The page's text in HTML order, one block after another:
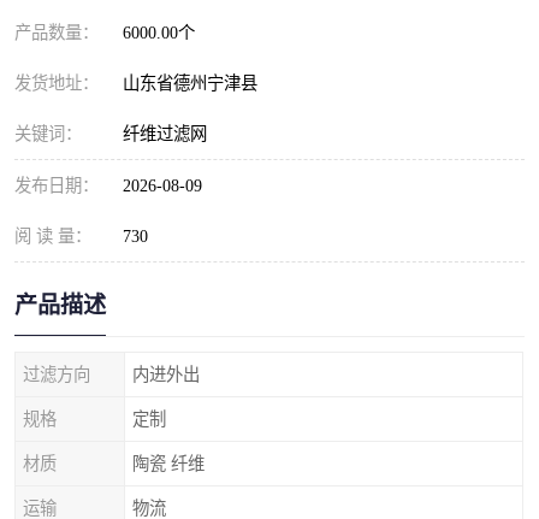
产品数量： 6000.00个
发货地址： 山东省德州宁津县
关键词： 纤维过滤网
发布日期： 2026-08-09
阅 读 量： 730
产品描述
过滤方向 内进外出
规格 定制
材质 陶瓷 纤维
运输 物流